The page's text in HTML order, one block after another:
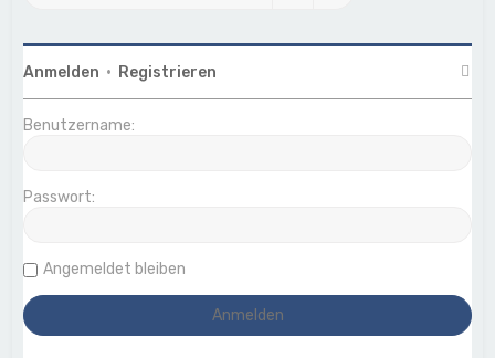
Anmelden • Registrieren
Benutzername:
Passwort:
Angemeldet bleiben